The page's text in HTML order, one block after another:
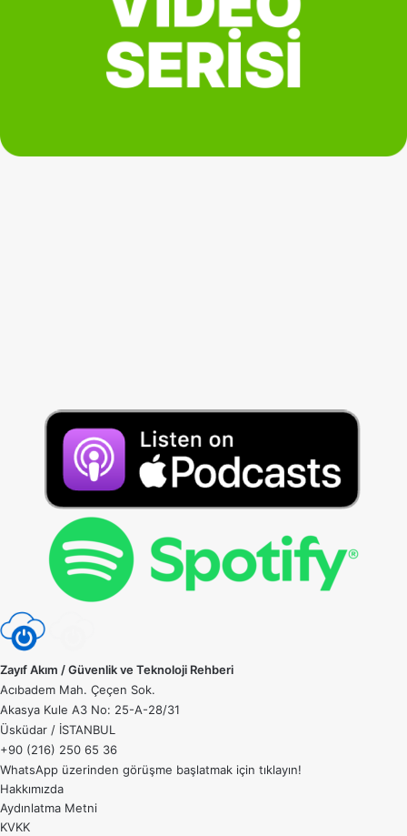
Zayıf Akım / Güvenlik ve Teknoloji Rehberi
Acıbadem Mah. Çeçen Sok.
Akasya Kule A3 No: 25-A-28/31
Üsküdar / İSTANBUL
+90 (216) 250 65 36
WhatsApp üzerinden görüşme başlatmak için tıklayın!
Hakkımızda
Aydınlatma Metni
KVKK